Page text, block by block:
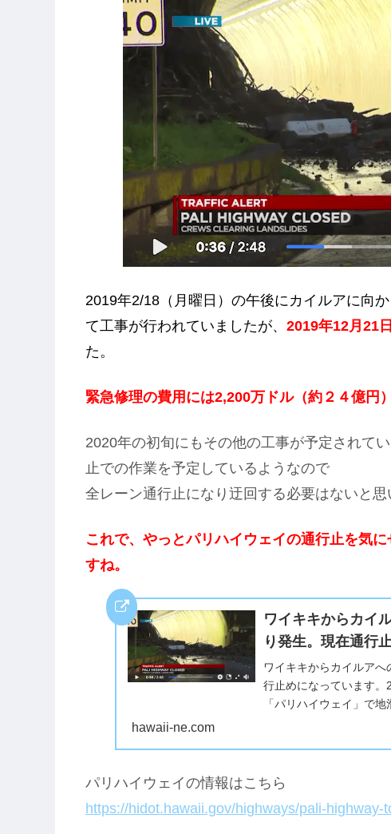
2019年2/18（月曜日）の午後にカイルアに向
て工事が行われていましたが、 2019年12月21
た。
緊急修理の費用には2,200万ドル（約２４億円）
2020年の初旬にもその他の工事が予定されて
止での作業を予定しているようなので
全レーン通行止になり迂回する必要はないと思
これで、やっとパリハイウェイの通行止を気
すね。
ワイキキからカイ
り発生。現在通行
ワイキキからカイルア
行止めになっています
「パリハイウェイ」で
hawaii-ne.com
パリハイウェイの情報はこちら
https://hidot.hawaii.gov/highways/pali-